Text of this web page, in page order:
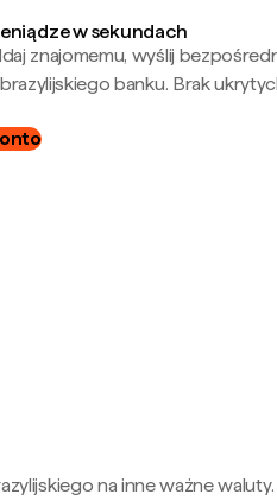
w sekundach
znajomemu, wyślij
banku. Brak
na inne ważne waluty.